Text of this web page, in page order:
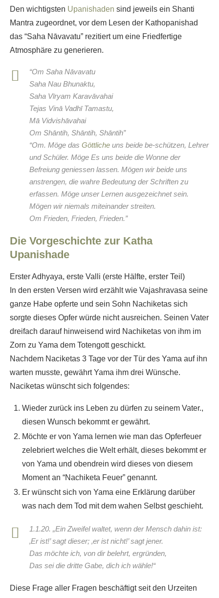
Den wichtigsten Upanishaden sind jeweils ein Shanti
Mantra zugeordnet, vor dem Lesen der Kathopanishad
das “Saha Nāvavatu” rezitiert um eine Friedfertige
Atmosphäre zu generieren.
“Om Saha Nāvavatu
Saha Nau Bhunaktu,
Saha Vīryam Karavāvahai
Tejas Vinā Vadhī Tamastu,
Mā Vidvishāvahai
Om Shāntih, Shāntih, Shāntih”
“Om. Möge das Göttliche uns beide be-schützen, Lehrer
und Schüler. Möge Es uns beide die Wonne der
Befreiung geniessen lassen. Mögen wir beide uns
anstrengen, die wahre Bedeutung der Schriften zu
erfassen. Möge unser Lernen ausgezeichnet sein.
Mögen wir niemals miteinander streiten.
Om Frieden, Frieden, Frieden.”
Die Vorgeschichte zur Katha
Upanishade
Erster Adhyaya, erste Valli (erste Hälfte, erster Teil)
In den ersten Versen wird erzählt wie Vajashravasa seine
ganze Habe opferte und sein Sohn Nachiketas sich
sorgte dieses Opfer würde nicht ausreichen. Seinen Vater
dreifach darauf hinweisend wird Nachiketas von ihm im
Zorn zu Yama dem Totengott geschickt.
Nachdem Naciketas 3 Tage vor der Tür des Yama auf ihn
warten musste, gewährt Yama ihm drei Wünsche.
Naciketas wünscht sich folgendes:
Wieder zurück ins Leben zu dürfen zu seinem Vater.,
diesen Wunsch bekommt er gewährt.
Möchte er von Yama lernen wie man das Opferfeuer
zelebriert welches die Welt erhält, dieses bekommt er
von Yama und obendrein wird dieses von diesem
Moment an “Nachiketa Feuer” genannt.
Er wünscht sich von Yama eine Erklärung darüber
was nach dem Tod mit dem wahen Selbst geschieht.
1.1.20. „Ein Zweifel waltet, wenn der Mensch dahin ist:
‚Er ist!’ sagt dieser; ‚er ist nicht!’ sagt jener.
Das möchte ich, von dir belehrt, ergründen,
Das sei die dritte Gabe, dich ich wähle!“
Diese Frage aller Fragen beschäftigt seit den Urzeiten